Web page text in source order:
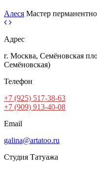
Алеся Мастер
Адрес
г. Москва, Семёновская
Семёновская)
Телефон
+7 (925) 517-38-63
+7 (909) 913-40-08
Email
galina@artatoo.ru
Студия Татуажа